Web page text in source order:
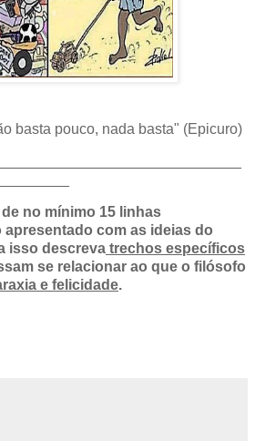
basta pouco, nada basta" (Epicuro)
no mínimo 15 linhas
com as ideias do
isso descreva trechos específicos
se relacionar ao que o filósofo
e felicidade.